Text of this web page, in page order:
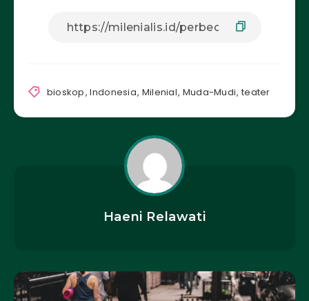
bioskop,Indonesia, Milenial, Muda-Mudi, teater
Haeni Relawati